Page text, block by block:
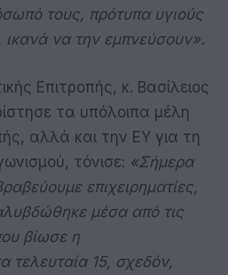
τους, πρότυπα υγιούς
ικανά να την εμπνεύσουν».
Επιτροπής, κ. Βασίλειος
τα υπόλοιπα μέλη
αλλά και την ΕΥ για τη
τόνισε: «Σήμερα
επιχειρηματίες,
μέσα από τις
βίωσε η
τελευταία 15, σχεδόν,